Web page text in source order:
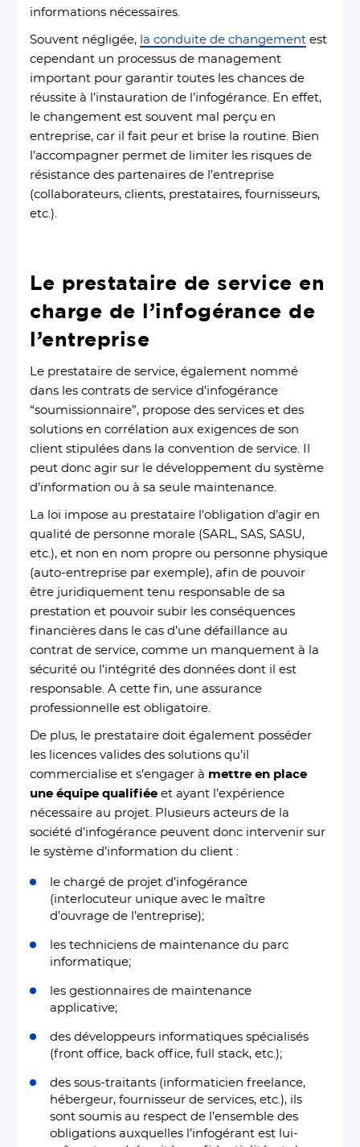
informations nécessaires.
Souvent négligée, la conduite de changement est
cependant un processus de management
important pour garantir toutes les chances de
réussite à l’instauration de l’infogérance. En effet,
le changement est souvent mal perçu en
entreprise, car il fait peur et brise la routine. Bien
l’accompagner permet de limiter les risques de
résistance des partenaires de l’entreprise
(collaborateurs, clients, prestataires, fournisseurs,
etc.).
Le prestataire de service en
charge de l’infogérance de
l’entreprise
Le prestataire de service, également nommé
dans les contrats de service d’infogérance
“soumissionnaire”, propose des services et des
solutions en corrélation aux exigences de son
client stipulées dans la convention de service. Il
peut donc agir sur le développement du système
d’information ou à sa seule maintenance.
La loi impose au prestataire l’obligation d’agir en
qualité de personne morale (SARL, SAS, SASU,
etc.), et non en nom propre ou personne physique
(auto-entreprise par exemple), afin de pouvoir
être juridiquement tenu responsable de sa
prestation et pouvoir subir les conséquences
financières dans le cas d’une défaillance au
contrat de service, comme un manquement à la
sécurité ou l’intégrité des données dont il est
responsable. A cette fin, une assurance
professionnelle est obligatoire.
De plus, le prestataire doit également posséder
les licences valides des solutions qu’il
commercialise et s’engager à mettre en place
une équipe qualifiée et ayant l’expérience
nécessaire au projet. Plusieurs acteurs de la
société d’infogérance peuvent donc intervenir sur
le système d’information du client :
le chargé de projet d’infogérance
(interlocuteur unique avec le maître
d’ouvrage de l’entreprise);
les techniciens de maintenance du parc
informatique;
les gestionnaires de maintenance
applicative;
des développeurs informatiques spécialisés
(front office, back office, full stack, etc.);
des sous-traitants (informaticien freelance,
hébergeur, fournisseur de services, etc.), ils
sont soumis au respect de l’ensemble des
obligations auxquelles l’infogérant est lui-